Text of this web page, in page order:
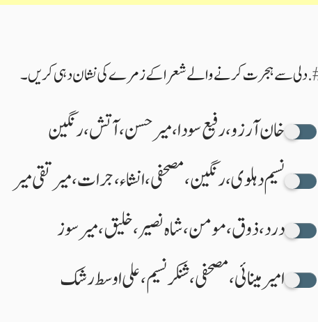
دلی سے ہجرت کرنے والے شعرا کے زمرے کی نشان دہی کریں۔
خان آرزو، رفیع سودا، میر حسن، آتش، رنگین
نسیم دہلوی، رنگین، مصحفی، انشاء ، جرات، میرتقی میر
درد، ذوق، مومن، شاہ نصیر،خلیق، میرسوز
امیر مینائی، مصحفی، شنکر نسیم، علی اوسط رشک